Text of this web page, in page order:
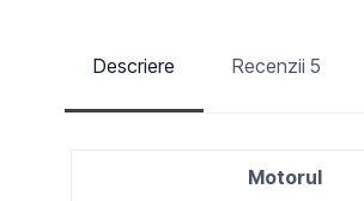
Descriere Recenzii 5
Motorul